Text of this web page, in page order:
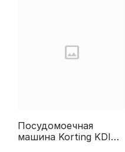
Посудомоечная
машина Korting KDI